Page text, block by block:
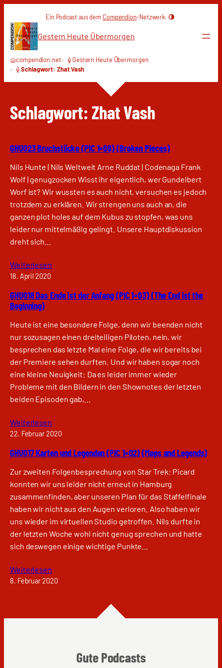
Inhalt
springen
Ein Podcast aus dem Compendion-Netzwerk.
Gestern Heute Übermorgen
compendion.net
Gestern Heute Übermorgen
Schlagwort: Zhat Vash
Schlagwort: Zhat Vash
GHU023 Bruchstücke (PIC 1×08) (Broken Pieces)
Nils Hunte | Nils Weltweit Arne Ruddat | Codenaga Frank
Wolf | genugzocken Wisst ihr eigentlich, wer Gundelbert
Worf ist? Wir wussten es auch nicht, versuchen es jedoch
trotzdem zu erklären. Wir strengen uns auch an, die
ganzen plot holes auf dem Kubus zu stopfen, was uns
leider nur mittelmäßig gelingt. Unsere Hauptdiskussion
dreht sich…
Weiterlesen
18. April 2020
GHU018 Das Ende ist der Anfang (PIC 1×03) (The End ist the
Beginning)
Heute ist eine besondere Folge, denn wir beenden nicht
nur sozusagen einen dreiteiligen Piloten, nein, wir
besprechen das letzte Mal eine Folge, die wir bereits bei
der Premiere sehen durften. Und wir haben sogar noch
eine kleine Neuigkeit: Da es leider immer wieder
Probleme mit den Bildern in den Shownotes der letzten
beiden Episoden gab,…
Weiterlesen
22. Februar 2020
GHU017 Karten und Legenden (PIC 1×02) (Maps and Legends)
Zur zweiten Folgenbesprechung von Star Trek: Picard
konnten wir uns leider nicht erneut in Hamburg
zusammenfinden, aber unseren Plan für das Staffelfinale
haben wir nicht aus den Augen verloren. Also haben wir
uns wieder im virtuellen Studio getroffen. Nils durfte in
der letzten Woche wohl nicht genug sprechen und hatte
sich deswegen einige wichtige Punkte…
Weiterlesen
8. Februar 2020
Gute Podcasts